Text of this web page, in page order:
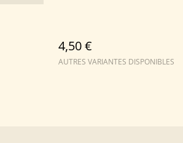
4,50 €
AUTRES VARIANTES DISPONIBLES